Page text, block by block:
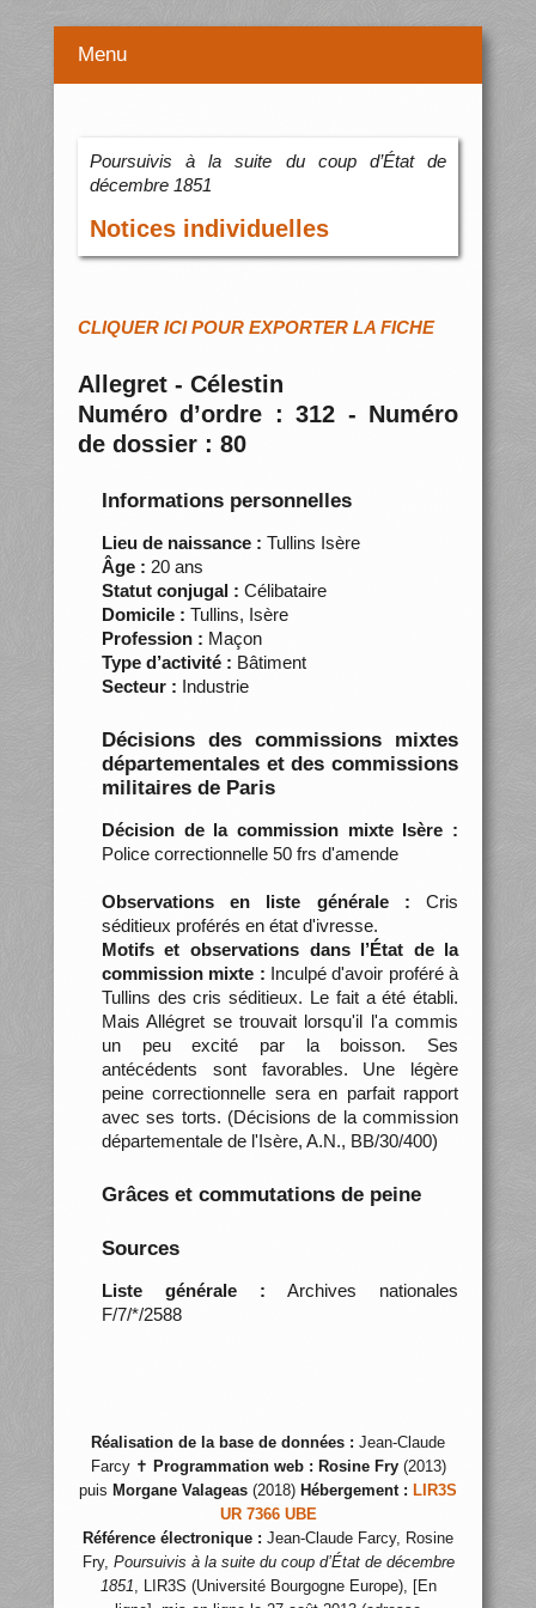
Menu
Poursuivis à la suite du coup d’État de
décembre 1851
Notices individuelles
CLIQUER ICI POUR EXPORTER LA FICHE
Allegret - Célestin
Numéro d’ordre : 312 - Numéro
de dossier : 80
Informations personnelles
Lieu de naissance : Tullins Isère
Âge : 20 ans
Statut conjugal : Célibataire
Domicile : Tullins, Isère
Profession : Maçon
Type d’activité : Bâtiment
Secteur : Industrie
Décisions des commissions mixtes
départementales et des commissions
militaires de Paris
Décision de la commission mixte Isère :
Police correctionnelle 50 frs d'amende
Observations en liste générale : Cris
séditieux proférés en état d'ivresse.
Motifs et observations dans l’État de la
commission mixte : Inculpé d'avoir proféré à
Tullins des cris séditieux. Le fait a été établi.
Mais Allégret se trouvait lorsqu'il l'a commis
un peu excité par la boisson. Ses
antécédents sont favorables. Une légère
peine correctionnelle sera en parfait rapport
avec ses torts. (Décisions de la commission
départementale de l'Isère, A.N., BB/30/400)
Grâces et commutations de peine
Sources
Liste générale : Archives nationales
F/7/*/2588
Réalisation de la base de données : Jean-Claude
Farcy ✝ Programmation web : Rosine Fry(2013)
puis Morgane Valageas (2018) Hébergement : LIR3S
UR 7366 UBE
Référence électronique : Jean-Claude Farcy, Rosine
Fry, Poursuivis à la suite du coup d’État de décembre
1851, LIR3S (Université Bourgogne Europe), [En